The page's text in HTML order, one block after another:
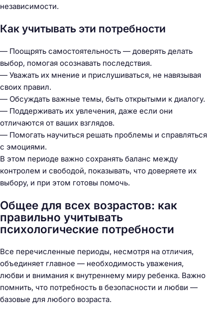
независимости.
Как учитывать эти потребности
— Поощрять самостоятельность — доверять делать
выбор, помогая осознавать последствия.
— Уважать их мнение и прислушиваться, не навязывая
своих правил.
— Обсуждать важные темы, быть открытыми к диалогу.
— Поддерживать их увлечения, даже если они
отличаются от ваших взглядов.
— Помогать научиться решать проблемы и справляться
с эмоциями.
В этом периоде важно сохранять баланс между
контролем и свободой, показывать, что доверяете их
выбору, и при этом готовы помочь.
Общее для всех возрастов: как
правильно учитывать
психологические потребности
Все перечисленные периоды, несмотря на отличия,
объединяет главное — необходимость уважения,
любви и внимания к внутреннему миру ребенка. Важно
помнить, что потребность в безопасности и любви —
базовые для любого возраста.